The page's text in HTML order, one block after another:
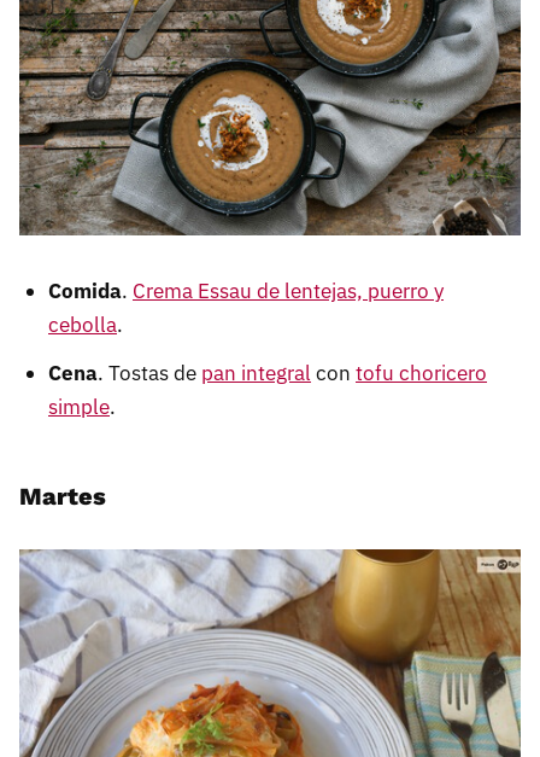
Comida. Crema Essau de lentejas, puerro y
cebolla.
Cena. Tostas de pan integralcon tofu choricero
simple.
Martes